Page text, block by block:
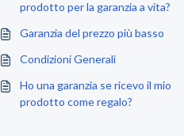
prodotto per la garanzia a vita?
Garanzia del prezzo più basso
Condizioni Generali
Ho una garanzia se ricevo il mio
prodotto come regalo?